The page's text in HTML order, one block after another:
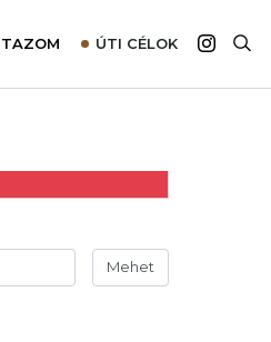
a világutazóknak
ÚTI CÉLOK
Afrika
Mehet